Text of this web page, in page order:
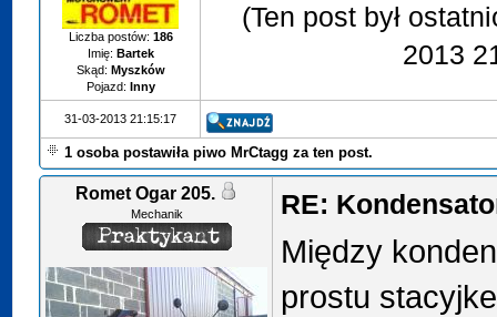
Liczba postów: 186
Imię: Bartek
Skąd: Myszków
Pojazd: Inny
(Ten post był
2013
31-03-2013 21:15:17
1 osoba postawiła piwo MrCtagg za ten post.
Romet Ogar 205.
Mechanik RE:
Między
prostu